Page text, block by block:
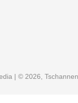
| © 2026,